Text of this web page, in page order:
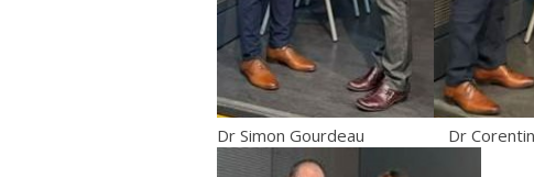
Dr Simon Gourdeau Dr Corentin